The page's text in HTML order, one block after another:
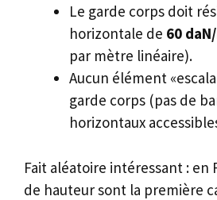
Le garde corps doit
horizontale de 60
par mètre linéaire).
Aucun élément
garde corps (pas de
horizontaux
Fait aléatoire intéressant : en
de hauteur sont la première